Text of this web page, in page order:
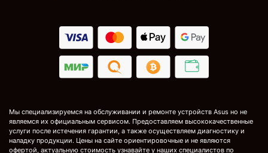
Мы специализируемся на обслуживании и ремонте устройств Asus но не
являемся их официальным сервисом. Предоставляем высококачественные
услуги после истечения гарантии, а также осуществляем диагностику и
наладку продукции. Цены на сайте ориентировочные и не являются
офертой, актуальную стоимость узнавайте у наших специалистов по